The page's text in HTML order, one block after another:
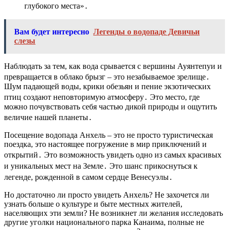
глубокого места»․
Вам будет интересно Легенды о водопаде Девичьи
слезы
Наблюдать за тем, как вода срывается с вершины Ауянтепуи и
превращается в облако брызг – это незабываемое зрелище․
Шум падающей воды, крики обезьян и пение экзотических
птиц создают неповторимую атмосферу․ Это место, где
можно почувствовать себя частью дикой природы и ощутить
величие нашей планеты․
Посещение водопада Анхель – это не просто туристическая
поездка, это настоящее погружение в мир приключений и
открытий․ Это возможность увидеть одно из самых красивых
и уникальных мест на Земле․ Это шанс прикоснуться к
легенде, рожденной в самом сердце Венесуэлы․
Но достаточно ли просто увидеть Анхель? Не захочется ли
узнать больше о культуре и быте местных жителей,
населяющих эти земли? Не возникнет ли желания исследовать
другие уголки национального парка Канаима, полные не